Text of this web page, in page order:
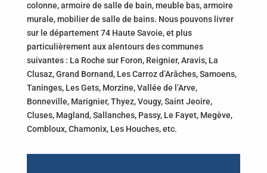
colonne, armoire de salle de bain, meuble bas, armoire
murale, mobilier de salle de bains. Nous pouvons livrer
sur le département 74 Haute Savoie, et plus
particulièrement aux alentours des communes
suivantes : La Roche sur Foron, Reignier, Aravis, La
Clusaz, Grand Bornand, Les Carroz d’Arâches, Samoens,
Taninges, Les Gets, Morzine, Vallée de l’Arve,
Bonneville, Marignier, Thyez, Vougy, Saint Jeoire,
Cluses, Magland, Sallanches, Passy, Le Fayet, Megève,
Combloux, Chamonix, Les Houches, etc.